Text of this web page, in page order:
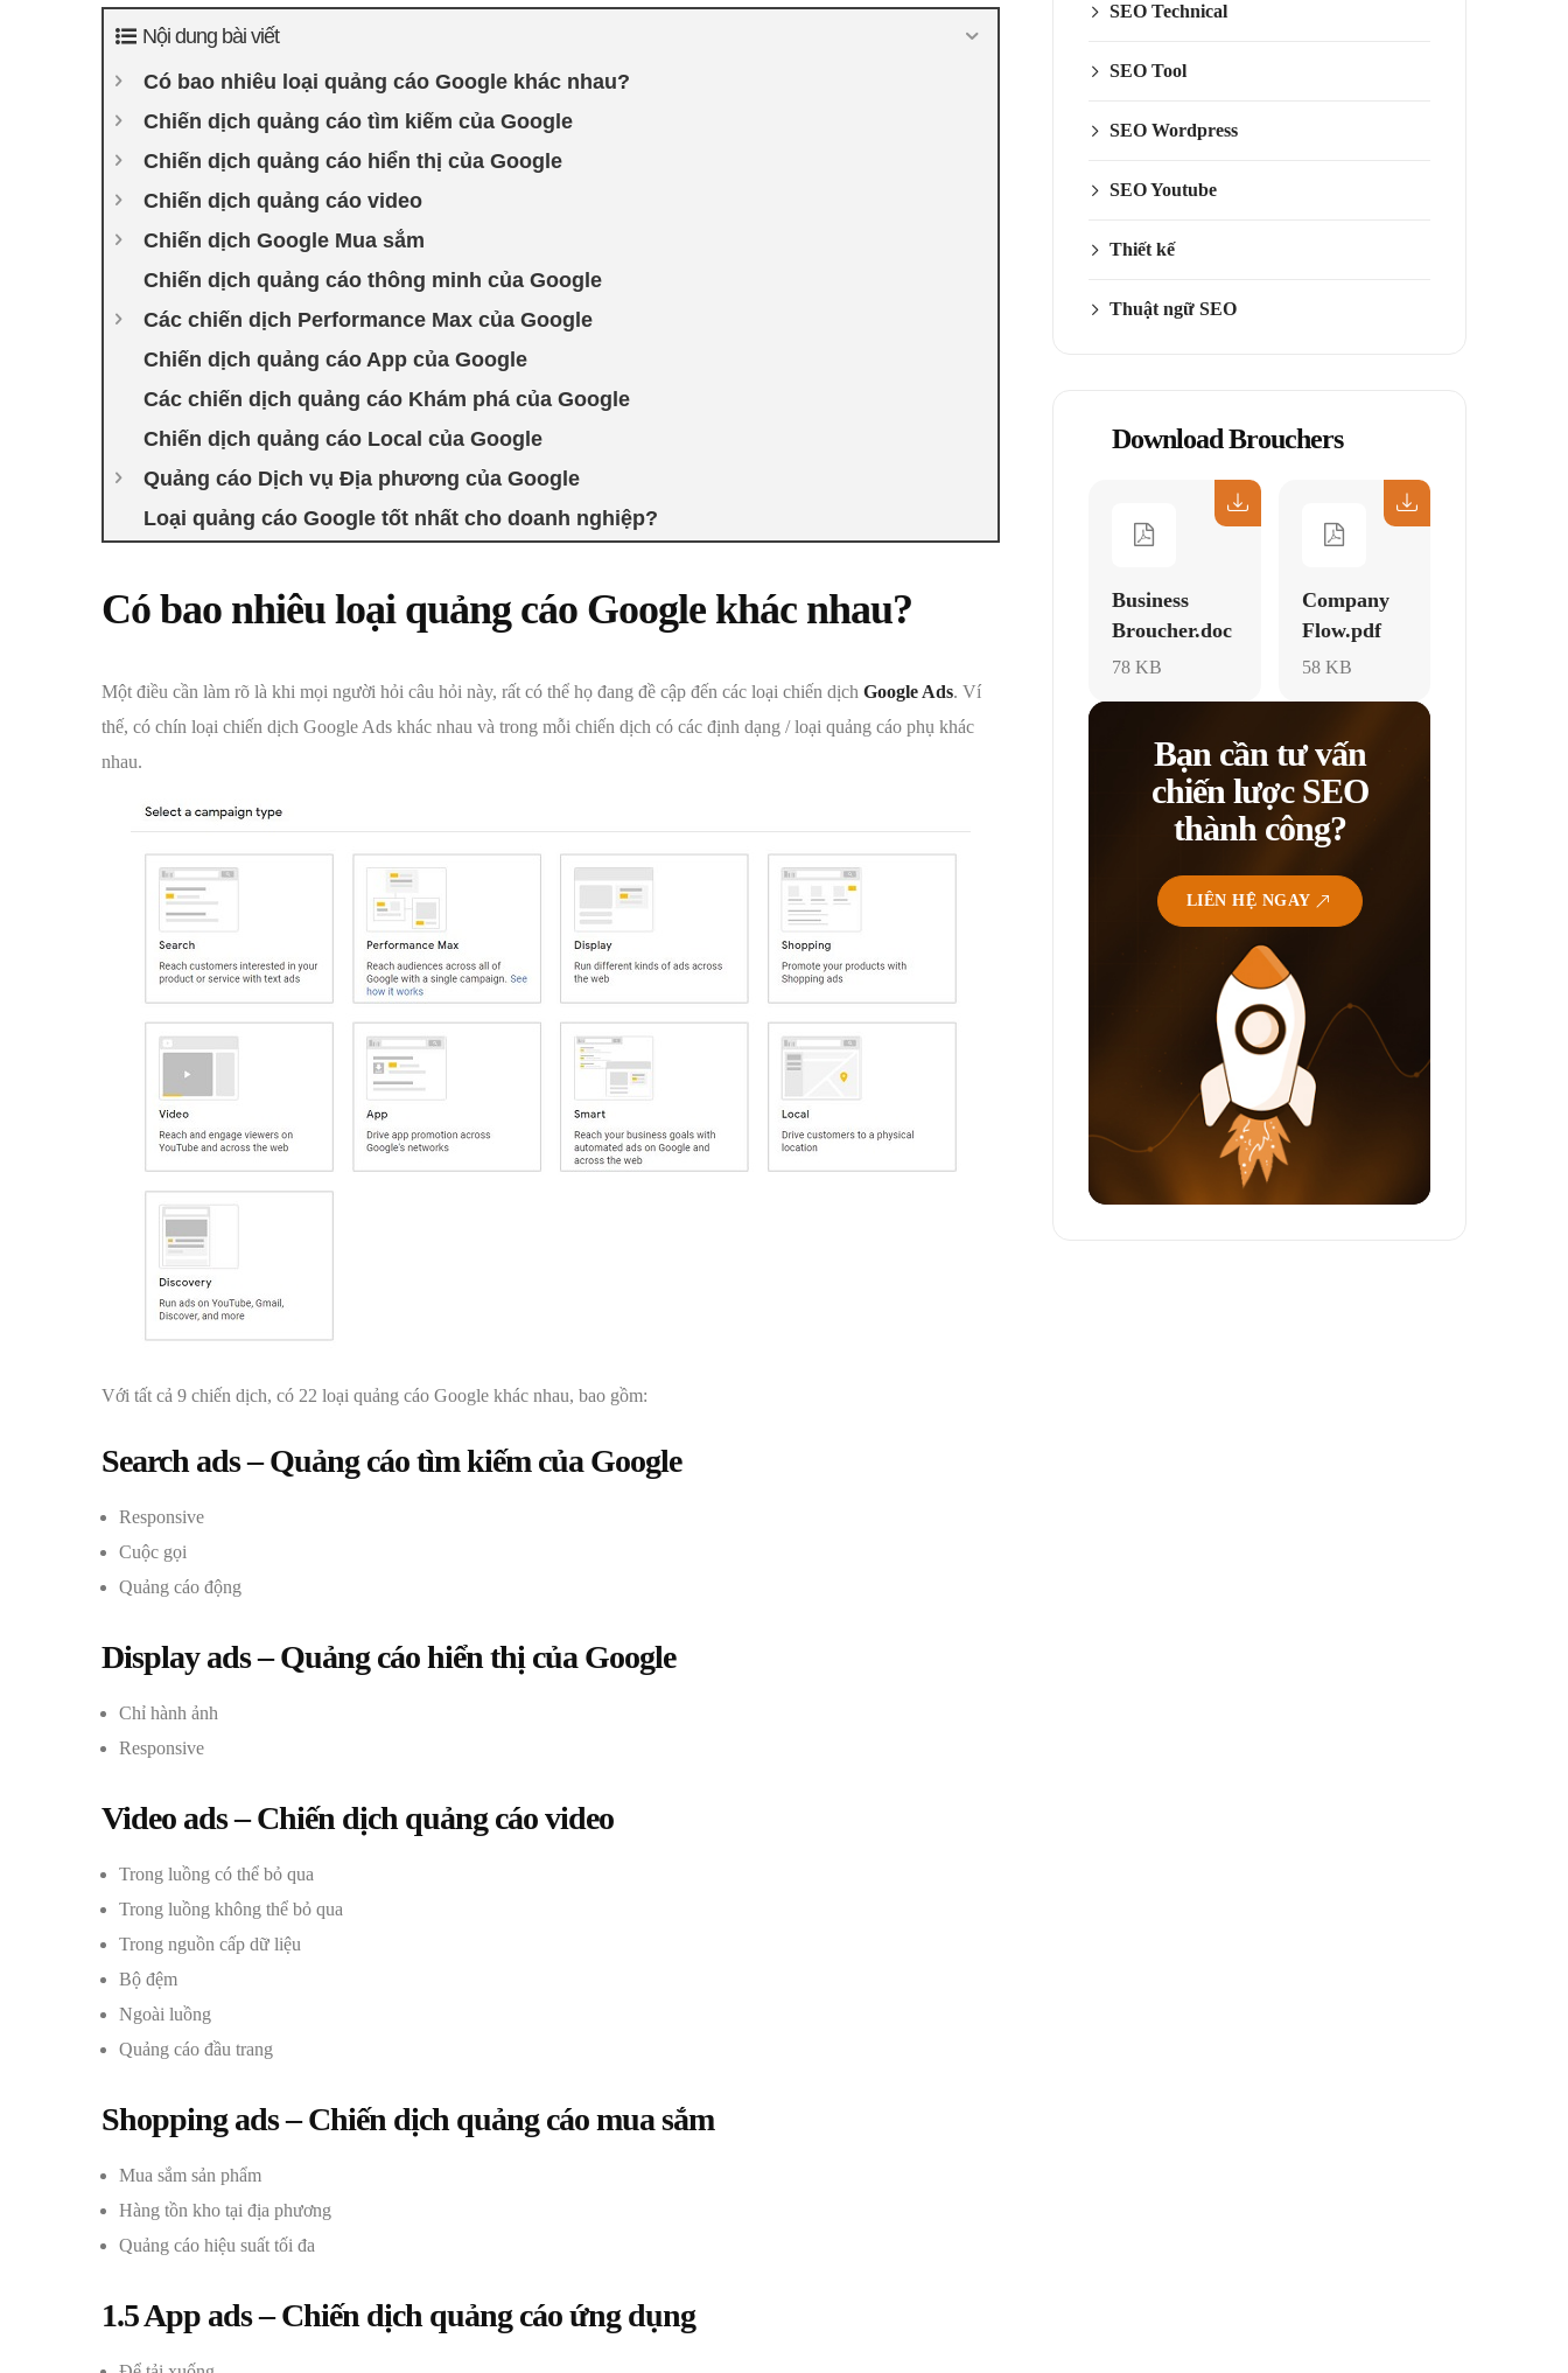
Nội dung bài viết
Có bao nhiêu loại quảng cáo Google khác nhau?
Chiến dịch quảng cáo tìm kiếm của Google
Chiến dịch quảng cáo hiển thị của Google
Chiến dịch quảng cáo video
Chiến dịch Google Mua sắm
Chiến dịch quảng cáo thông minh của Google
Các chiến dịch Performance Max của Google
Chiến dịch quảng cáo App của Google
Các chiến dịch quảng cáo Khám phá của Google
Chiến dịch quảng cáo Local của Google
Quảng cáo Dịch vụ Địa phương của Google
Loại quảng cáo Google tốt nhất cho doanh nghiệp?
Có bao nhiêu loại quảng cáo Google khác nhau?
Một điều cần làm rõ là khi mọi người hỏi câu hỏi này, rất có thể họ đang đề cập đến các loại chiến dịch Google Ads. Ví
thế, có chín loại chiến dịch Google Ads khác nhau và trong mỗi chiến dịch có các định dạng / loại quảng cáo phụ khác
nhau.
Với tất cả 9 chiến dịch, có 22 loại quảng cáo Google khác nhau, bao gồm:
Search ads – Quảng cáo tìm kiếm của Google
Responsive
Cuộc gọi
Quảng cáo động
Display ads – Quảng cáo hiển thị của Google
Chỉ hành ảnh
Responsive
Video ads – Chiến dịch quảng cáo video
Trong luồng có thể bỏ qua
Trong luồng không thể bỏ qua
Trong nguồn cấp dữ liệu
Bộ đệm
Ngoài luồng
Quảng cáo đầu trang
Shopping ads – Chiến dịch quảng cáo mua sắm
Mua sắm sản phẩm
Hàng tồn kho tại địa phương
Quảng cáo hiệu suất tối đa
1.5 App ads – Chiến dịch quảng cáo ứng dụng
SEO Technical
SEO Tool
SEO Wordpress
SEO Youtube
Thiết kế
Thuật ngữ SEO
Download Brouchers
Business
Broucher.doc
78 KB
Company
Flow.pdf
58 KB
Bạn cần tư vấn
chiến lược SEO
thành công?
LIÊN HỆ NGAY